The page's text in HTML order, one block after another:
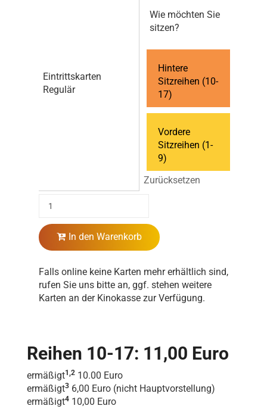
Eintrittskarten
Regulär
Wie möchten Sie
sitzen?
Hintere
Sitzreihen (10-
17)
Vordere
Sitzreihen (1-
9)
Zurücksetzen
In den Warenkorb
Falls online keine Karten mehr erhältlich sind,
rufen Sie uns bitte an, ggf. stehen weitere
Karten an der Kinokasse zur Verfügung.
Reihen 10-17: 11,00 Euro
ermäßigt1,2 10.00 Euro
ermäßigt3 6,00 Euro (nicht Hauptvorstellung)
ermäßigt4 10,00 Euro